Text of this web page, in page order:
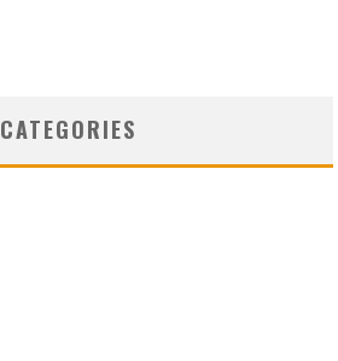
CATEGORIES